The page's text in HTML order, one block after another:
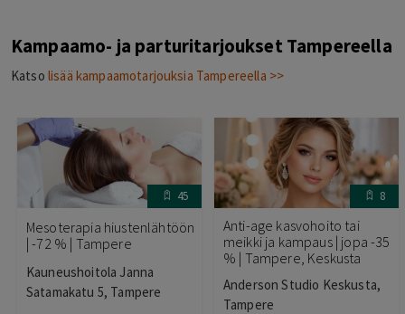
Kampaamo- ja parturitarjoukset Tampereella
Katso lisää kampaamotarjouksia Tampereella >>
45
Mesoterapia hiustenlähtöön
| -72 % | Tampere
Kauneushoitola Janna
Satamakatu 5, Tampere
8
Anti-age kasvohoito tai
meikki ja kampaus | jopa -35
% | Tampere, Keskusta
Anderson Studio Keskusta,
Tampere